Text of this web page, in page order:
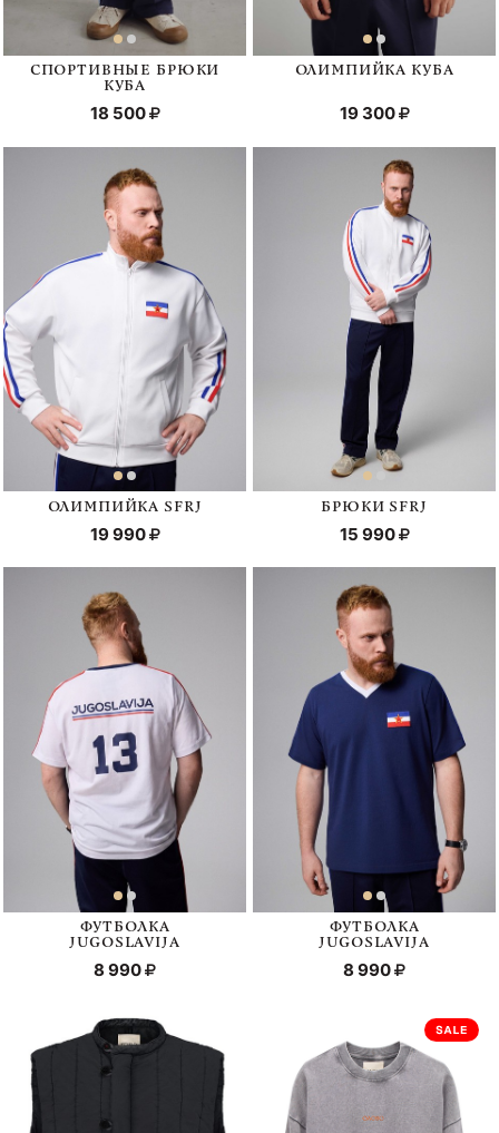
СПОРТИВНЫЕ БРЮКИ
КУБА
18 500
ОЛИМПИЙКА КУБА
19 300
ОЛИМПИЙКА SFRJ
19 990
БРЮКИ SFRJ
15 990
ФУТБОЛКА
JUGOSLAVIJA
8 990
ФУТБОЛКА
JUGOSLAVIJA
8 990